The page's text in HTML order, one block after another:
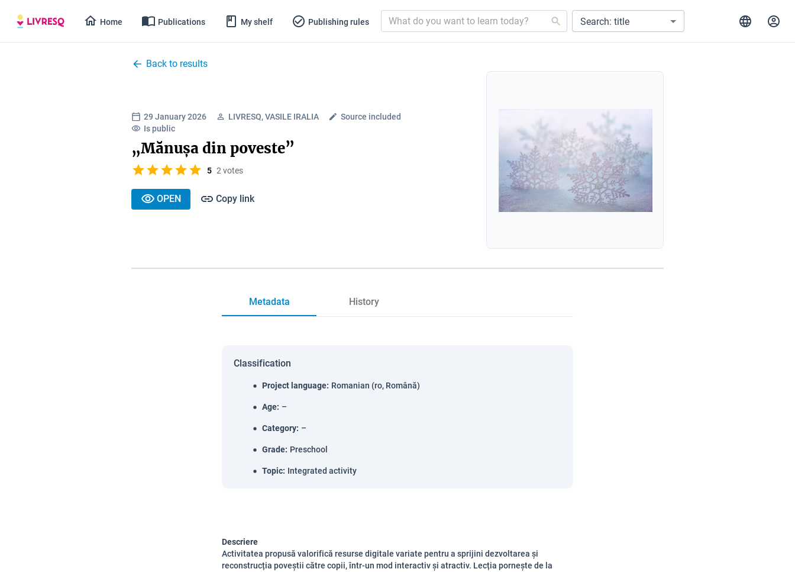
Home Publications My shelf Publishing rules Search: title
Back to results
29 January 2026 LIVRESQ, VASILE IRALIA
Source included
Is public
„Mănușa din poveste”
5 2 votes
OPEN Copy link
Metadata History
Classification
Project language: Romanian (ro, Română)
Age: –
Category: –
Grade: Preschool
Topic: Integrated activity
Descriere
Activitatea propusă valorifică resurse digitale variate pentru a sprijini dezvoltarea și
reconstrucția poveștii către copii, într-un mod interactiv și atractiv. Lecția pornește de la